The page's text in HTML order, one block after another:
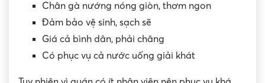
Chân gà nướng nóng giòn, thơm ngon
Đảm bảo vệ sinh, sạch sẽ
Giá cả bình dân, phải chăng
Có phục vụ cả nước uống giải khát